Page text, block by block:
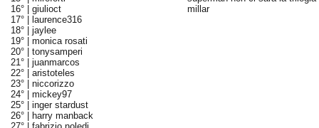
16° | giulioct
17° |
laurence316
18° | jaylee
19° | monica rosati
20° | tonysamperi
21° | juanmarcos
22° | aristoteles
23° | niccorizzo
24° | mickey97
25° | inger stardust
26° |
harry manback
millar